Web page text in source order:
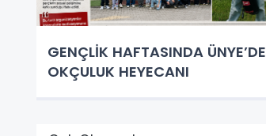
GENÇLİK HAFTASINDA ÜNYE’DE
OKÇULUK HEYECANI